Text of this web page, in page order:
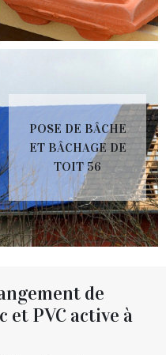
POSE DE BÂCHE
ET BÂCHAGE DE
TOIT 56
de
PVC active à